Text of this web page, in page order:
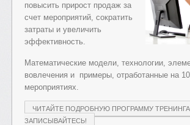
повысить прирост продаж за
счет мероприятий, сократить
затраты и увеличить
эффективность.
Математические модели, технологии,
вовлечения и примеры, отработанные на
мероприятиях.
ЧИТАЙТЕ ПОДРОБНУЮ ПРОГРАММУ
ЗАПИСЫВАЙТЕСЬ!